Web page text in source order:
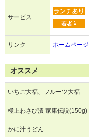
サービス
リンク ホームページ
オススメ
いちご大福、フルーツ大福
極上わさび漬 家康伝説(150g)
かに汁うどん